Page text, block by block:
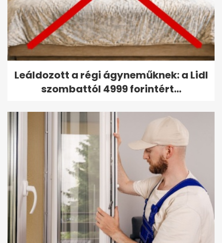
Leáldozott a régi ágyneműknek: a Lidl
szombattól 4999 forintért...